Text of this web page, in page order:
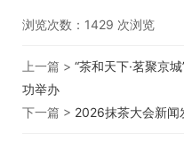
浏览次数： 1429 次浏览
上一篇 > “茶和天下·茗聚京
功举办
下一篇 > 2026抹茶大会新闻